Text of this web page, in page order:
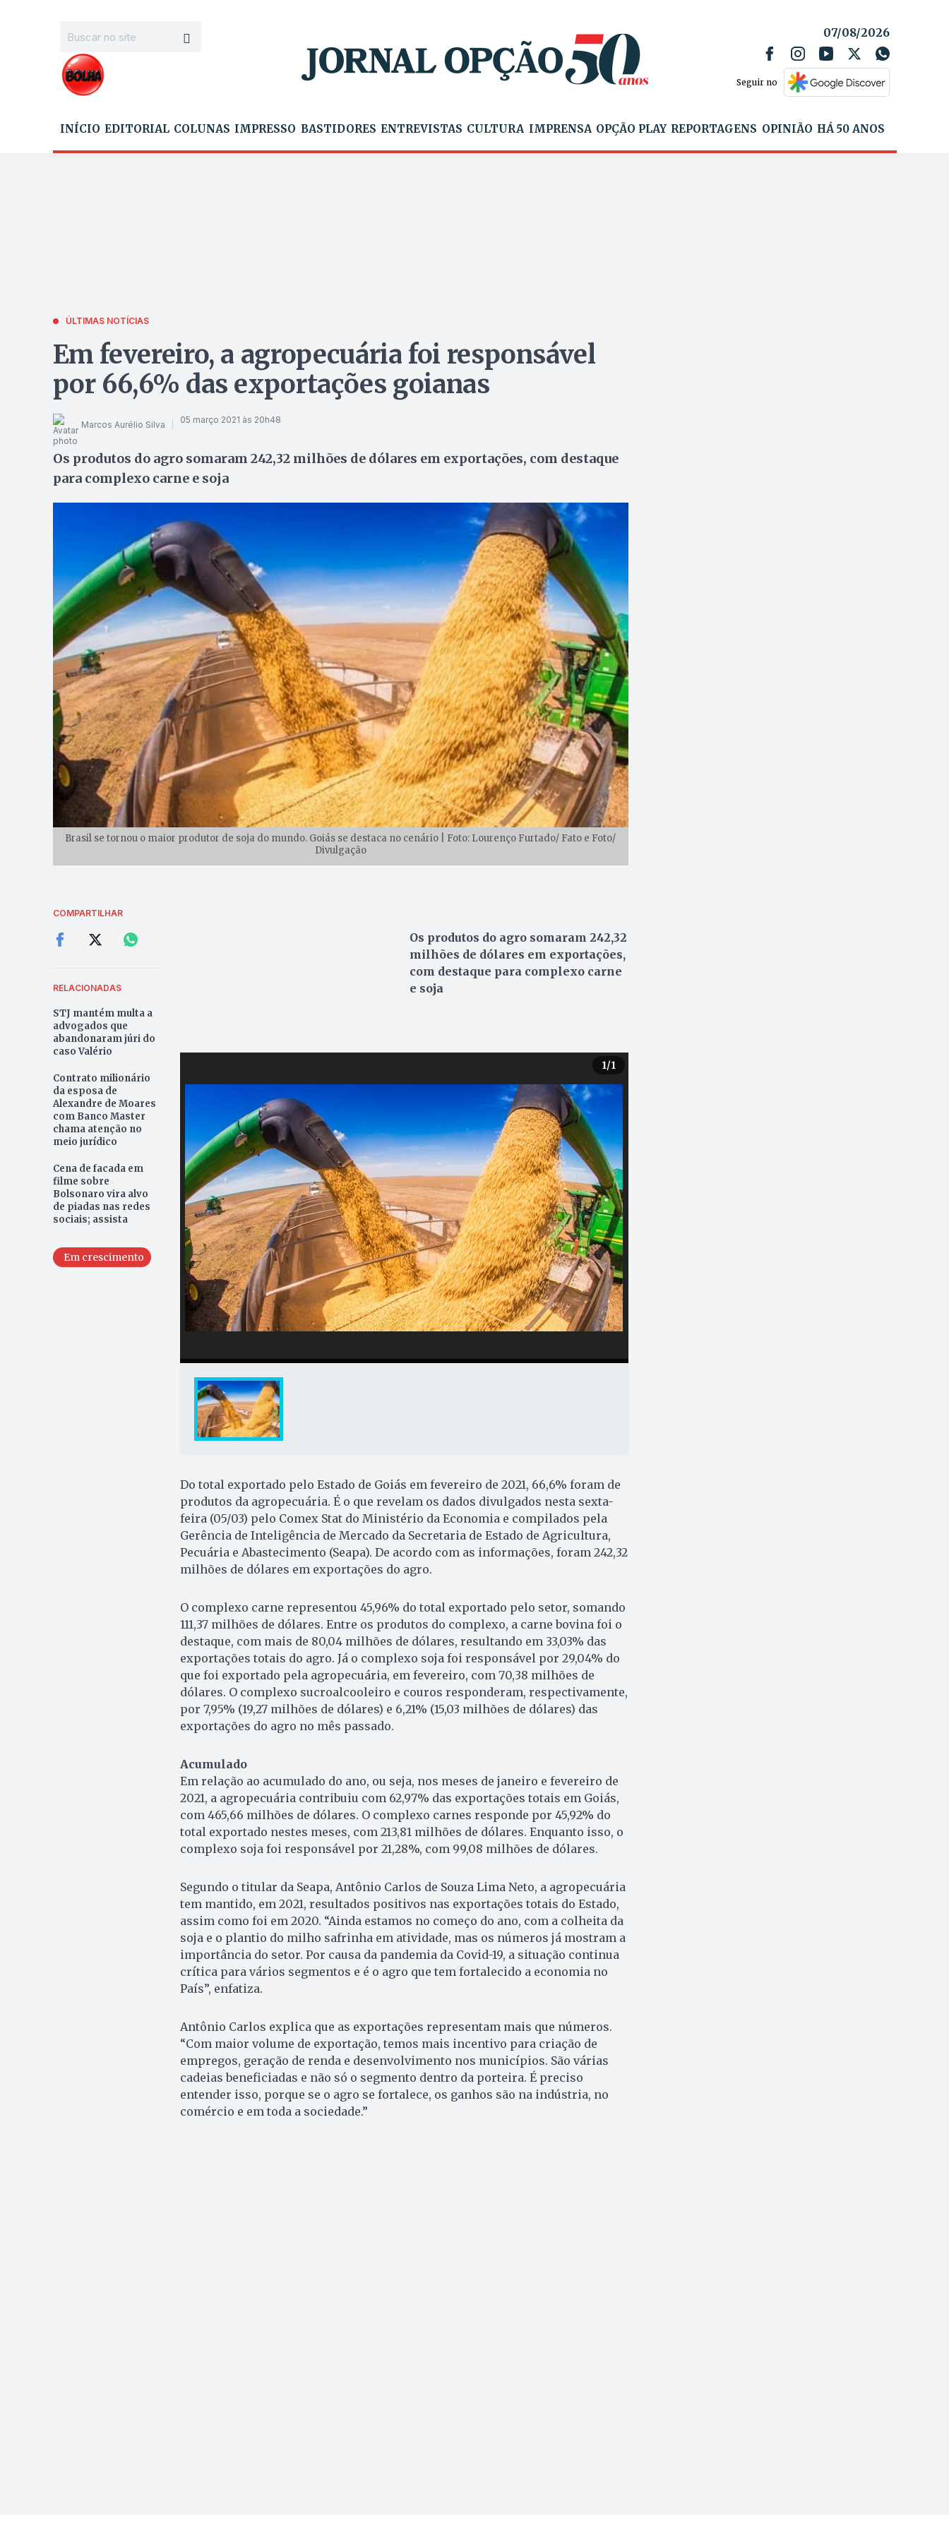
07/08/2026
Seguir no
INÍCIO EDITORIAL COLUNAS IMPRESSO BASTIDORES ENTREVISTAS CULTURA IMPRENSA OPÇÃO PLAY REPORTAGENS OPINIÃO HÁ 50 ANOS
ÚLTIMAS NOTÍCIAS
Em fevereiro, a agropecuária foi responsável
por 66,6% das exportações goianas
Marcos Aurélio Silva 05 março 2021 às 20h48
Os produtos do agro somaram 242,32 milhões de dólares em exportações, com destaque
para complexo carne e soja
Brasil se tornou o maior produtor de soja do mundo. Goiás se destaca no cenário | Foto: Lourenço Furtado/ Fato e Foto/
Divulgação
COMPARTILHAR
RELACIONADAS
STJ mantém multa a
advogados que
abandonaram júri do
caso Valério
Contrato milionário
da esposa de
Alexandre de Moares
com Banco Master
chama atenção no
meio jurídico
Cena de facada em
filme sobre
Bolsonaro vira alvo
de piadas nas redes
sociais; assista
Em crescimento
Os produtos do agro somaram 242,32
milhões de dólares em exportações,
com destaque para complexo carne
e soja
1/1
Do total exportado pelo Estado de Goiás em fevereiro de 2021, 66,6% foram de
produtos da agropecuária. É o que revelam os dados divulgados nesta sexta-
feira (05/03) pelo Comex Stat do Ministério da Economia e compilados pela
Gerência de Inteligência de Mercado da Secretaria de Estado de Agricultura,
Pecuária e Abastecimento (Seapa). De acordo com as informações, foram 242,32
milhões de dólares em exportações do agro.
O complexo carne representou 45,96% do total exportado pelo setor, somando
111,37 milhões de dólares. Entre os produtos do complexo, a carne bovina foi o
destaque, com mais de 80,04 milhões de dólares, resultando em 33,03% das
exportações totais do agro. Já o complexo soja foi responsável por 29,04% do
que foi exportado pela agropecuária, em fevereiro, com 70,38 milhões de
dólares. O complexo sucroalcooleiro e couros responderam, respectivamente,
por 7,95% (19,27 milhões de dólares) e 6,21% (15,03 milhões de dólares) das
exportações do agro no mês passado.
Acumulado
Em relação ao acumulado do ano, ou seja, nos meses de janeiro e fevereiro de
2021, a agropecuária contribuiu com 62,97% das exportações totais em Goiás,
com 465,66 milhões de dólares. O complexo carnes responde por 45,92% do
total exportado nestes meses, com 213,81 milhões de dólares. Enquanto isso, o
complexo soja foi responsável por 21,28%, com 99,08 milhões de dólares.
Segundo o titular da Seapa, Antônio Carlos de Souza Lima Neto, a agropecuária
tem mantido, em 2021, resultados positivos nas exportações totais do Estado,
assim como foi em 2020. “Ainda estamos no começo do ano, com a colheita da
soja e o plantio do milho safrinha em atividade, mas os números já mostram a
importância do setor. Por causa da pandemia da Covid-19, a situação continua
crítica para vários segmentos e é o agro que tem fortalecido a economia no
País”, enfatiza.
Antônio Carlos explica que as exportações representam mais que números.
“Com maior volume de exportação, temos mais incentivo para criação de
empregos, geração de renda e desenvolvimento nos municípios. São várias
cadeias beneficiadas e não só o segmento dentro da porteira. É preciso
entender isso, porque se o agro se fortalece, os ganhos são na indústria, no
comércio e em toda a sociedade.”